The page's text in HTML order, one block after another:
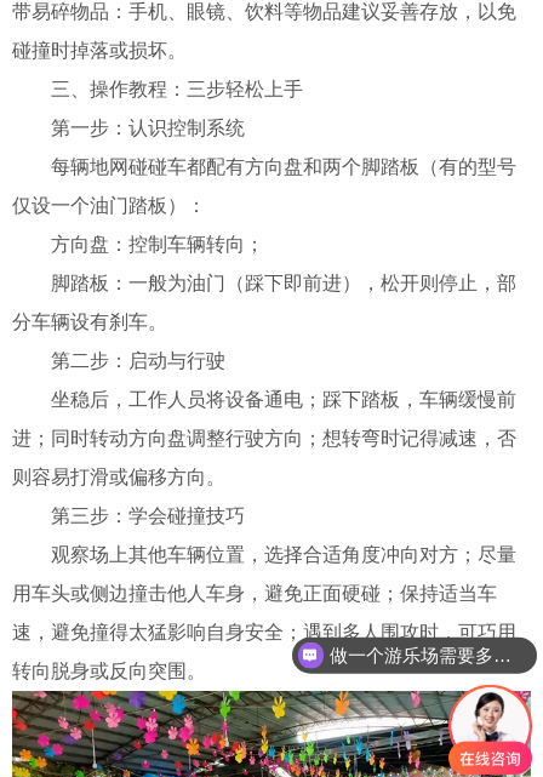
带易碎物品：手机、眼镜、饮料等物品建议妥善存放，以免
碰撞时掉落或损坏。
三、操作教程：三步轻松上手
第一步：认识控制系统
每辆地网碰碰车都配有方向盘和两个脚踏板（有的型号
仅设一个油门踏板）：
方向盘：控制车辆转向；
脚踏板：一般为油门（踩下即前进），松开则停止，部
分车辆设有刹车。
第二步：启动与行驶
坐稳后，工作人员将设备通电； 踩下踏板，车辆缓慢前
进； 同时转动方向盘调整行驶方向； 想转弯时记得减速，否
则容易打滑或偏移方向。
第三步：学会碰撞技巧
观察场上其他车辆位置，选择合适角度冲向对方； 尽量
用车头或侧边撞击他人车身，避免正面硬碰； 保持适当车
速，避免撞得太猛影响自身安全； 遇到多人围攻时，可巧用
转向脱身或反向突围。
做一个游乐场需要多少钱？